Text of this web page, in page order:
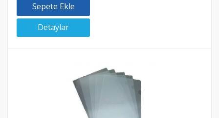
Sepete Ekle
Detaylar